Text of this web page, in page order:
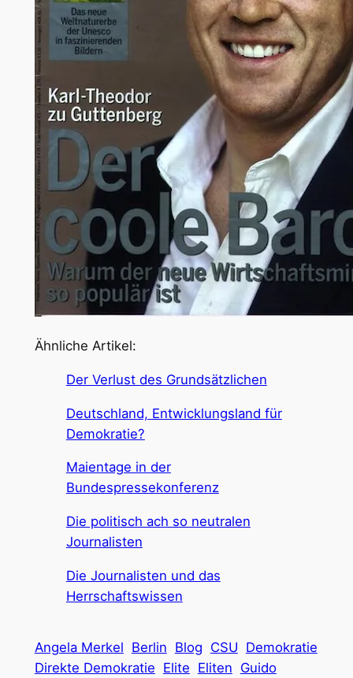
Ähnliche Artikel:
Der Verlust des Grundsätzlichen
Deutschland, Entwicklungsland für
Demokratie?
Maientage in der
Bundespressekonferenz
Die politisch ach so neutralen
Journalisten
Die Journalisten und das
Herrschaftswissen
Angela Merkel Berlin Blog CSU Demokratie
Direkte Demokratie Elite Eliten Guido